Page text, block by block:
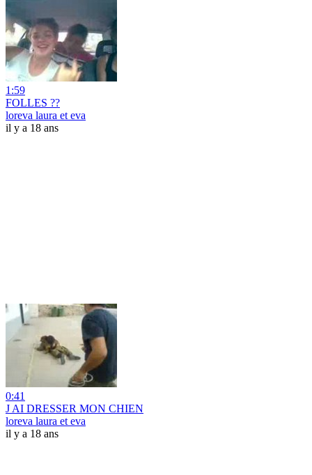
1:59
FOLLES ??
loreva laura et eva
il y a 18 ans
0:41
J AI DRESSER MON CHIEN
loreva laura et eva
il y a 18 ans